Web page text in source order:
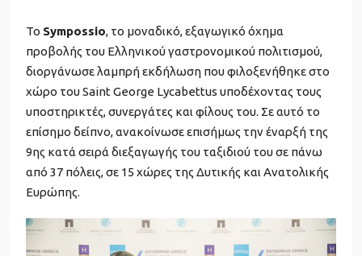
Το Sympossio, το μοναδικό, εξαγωγικό όχημα
προβολής του Ελληνικού γαστρονομικού πολιτισμού,
διοργάνωσε λαμπρή εκδήλωση που φιλοξενήθηκε στο
χώρο του Saint George Lycabettus υποδέχοντας τους
υποστηρικτές, συνεργάτες και φίλους του. Σε αυτό το
επίσημο δείπνο, ανακοίνωσε επισήμως την έναρξή της
9ης κατά σειρά διεξαγωγής του ταξιδιού του σε πάνω
από 37 πόλεις, σε 15 χώρες της Δυτικής και Ανατολικής
Ευρώπης.